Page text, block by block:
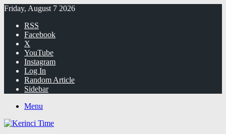
Friday, August 7 2026
RSS
Facebook
X
YouTube
Instagram
Log In
Random Article
Sidebar
Menu